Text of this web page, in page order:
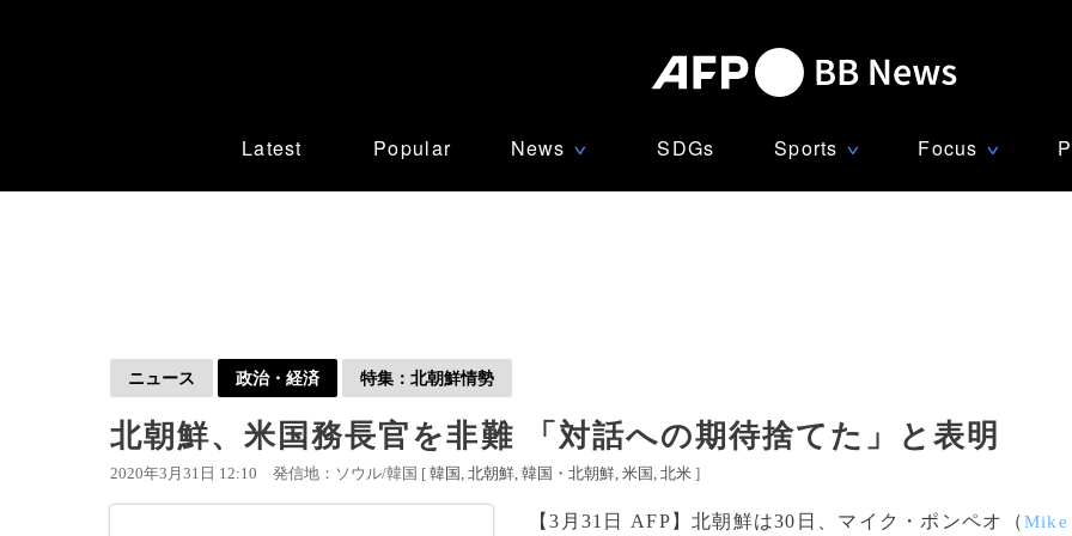
Latest Popular News ∨ SDGs Sports ∨ Focus ∨
ニュース 政治・経済 特集：北朝鮮情勢
北朝鮮、米国務長官を非難 「対話への期待捨てた」と表明
2020年3月31日 12:10 発信地：ソウル/韓国 [ 韓国 北朝鮮 韓国・北朝鮮 米国 北米 ]
【3月31日 AFP】北朝鮮は30日、マイク・ポンペオ（Mike